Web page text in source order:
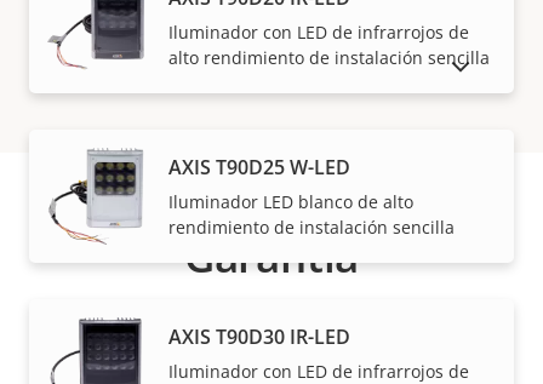
Iluminador con LED de infrarrojos de
alto rendimiento de instalación sencilla
AXIS T90D25 W-LED
Iluminador LED blanco de alto
rendimiento de instalación sencilla
AXIS T90D30 IR-LED
Iluminador con LED de infrarrojos de
MOSTRAR PRODUCTOS DESCATALOGADOS
Garantía